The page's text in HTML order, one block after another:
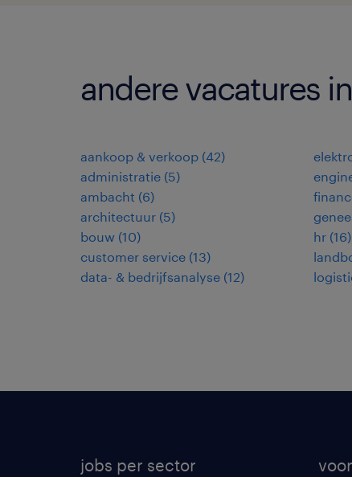
andere vacatures
aankoop & verkoop (42)
administratie (5)
ambacht (6)
architectuur (5)
bouw (10)
customer service (13)
data- & bedrijfsanalyse (12)
hr (16)
jobs per sector